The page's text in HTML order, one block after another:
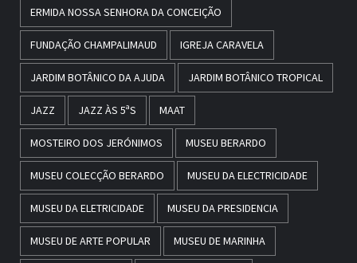
ERMIDA NOSSA SENHORA DA CONCEIÇÃO
FUNDAÇÃO CHAMPALIMAUD IGREJA CARAVELA
JARDIM BOTÂNICO DA AJUDA JARDIM BOTÂNICO TROPICAL
JAZZ JAZZ ÀS 5ªS MAAT
MOSTEIRO DOS JERÓNIMOS MUSEU BERARDO
MUSEU COLECÇÃO BERARDO MUSEU DA ELECTRICIDADE
MUSEU DA ELETRICIDADE MUSEU DA PRESIDENCIA
MUSEU DE ARTE POPULAR MUSEU DE MARINHA